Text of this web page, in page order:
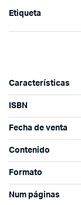
Etiqueta
Características
ISBN
Fecha de venta
Contenido
Formato
Num páginas